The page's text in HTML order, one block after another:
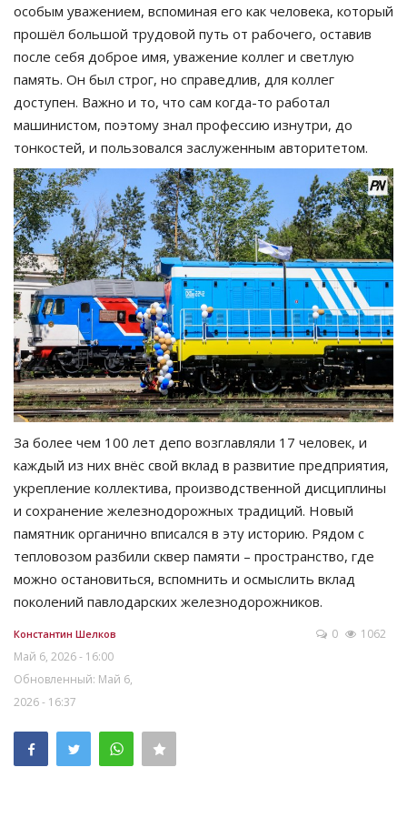
особым уважением, вспоминая его как человека, который
прошёл большой трудовой путь от рабочего, оставив
после себя доброе имя, уважение коллег и светлую
память. Он был строг, но справедлив, для коллег
доступен. Важно и то, что сам когда-то работал
машинистом, поэтому знал профессию изнутри, до
тонкостей, и пользовался заслуженным авторитетом.
За более чем 100 лет депо возглавляли 17 человек, и
каждый из них внёс свой вклад в развитие предприятия,
укрепление коллектива, производственной дисциплины
и сохранение железнодорожных традиций. Новый
памятник органично вписался в эту историю. Рядом с
тепловозом разбили сквер памяти – пространство, где
можно остановиться, вспомнить и осмыслить вклад
поколений павлодарских железнодорожников.
Константин Шелков
Май 6, 2026 - 16:00
Обновленный: Май 6,
2026 - 16:37
0 1062